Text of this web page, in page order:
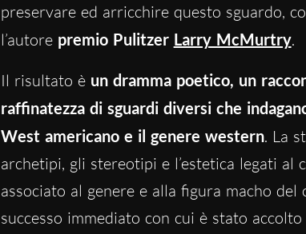
preservare ed arricchire questo sguardo,
l’autore premio Pulitzer Larry McMurtry.
Il risultato è un dramma poetico, un
raffinatezza di sguardi diversi che
West americano e il genere western. La
archetipi, gli stereotipi e l’estetica legati al
associato al genere e alla figura macho del
successo immediato con cui è stato